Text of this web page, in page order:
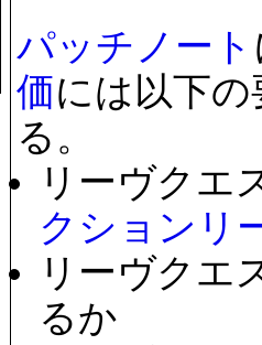
パッチノート
価には以下
る。
リーヴクエ
クションリ
リーヴクエ
るか